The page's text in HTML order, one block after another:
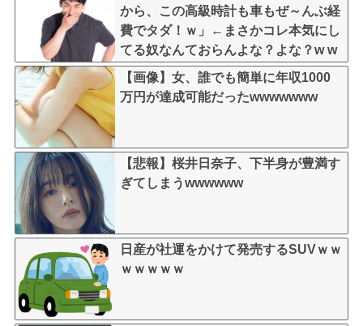
から、この高級時計も車もぜ～んぶ経
費でタダ！ｗ」←まさかコレ本気にし
てる奴なんておらんよな？よな？w w
w w w w w w w w w
【画像】女、誰でも簡単に年収1000
万円が達成可能だったwwwwwww
【悲報】桜井日奈子、下半身が豊満す
ぎてしまうwwwwww
日産が社運をかけて発売するSUVｗｗ
ｗｗｗｗｗ